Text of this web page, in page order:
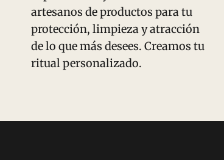
artesanos de productos para tu
protección, limpieza y atracción
de lo que más desees. Creamos tu
ritual personalizado.